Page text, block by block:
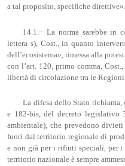
a tal proposito, specifiche direttive».
14.1.− La norma sarebbe in
lettera s), Cost., in quanto
dell’ecosistema», rimessa alla
con l’art. 120, primo comma,
libertà di circolazione tra le Regioni.
La difesa dello Stato
e 182-bis, del decreto legislativo
ambientale), che prevedono
fuori dal territorio regionale di
e non già per i rifiuti speciali, per
territorio nazionale è sempre